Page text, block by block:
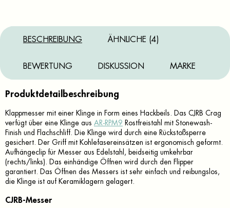
BESCHREIBUNG ÄHNLICHE (4)
BEWERTUNG DISKUSSION MARKE
Produktdetailbeschreibung
Klappmesser mit einer Klinge in Form eines Hackbeils. Das CJRB Crag
verfügt über eine Klinge aus AR-RPM9 Rostfreistahl mit Stonewash-
Finish und Flachschliff. Die Klinge wird durch eine Rückstoßsperre
gesichert. Der Griff mit Kohlefasereinsätzen ist ergonomisch geformt.
Aufhängeclip für Messer aus Edelstahl, beidseitig umkehrbar
(rechts/links). Das einhändige Öffnen wird durch den Flipper
garantiert. Das Öffnen des Messers ist sehr einfach und reibungslos,
die Klinge ist auf Keramiklagern gelagert.
CJRB-Messer